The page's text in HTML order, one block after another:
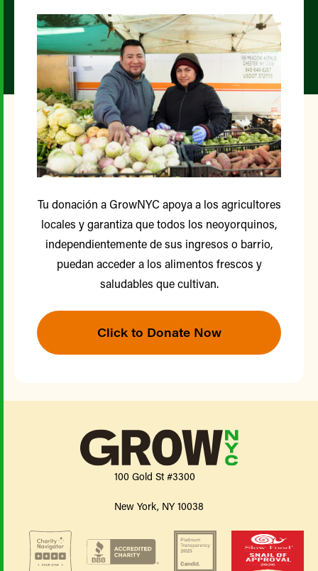
Tu donación a GrowNYC apoya a los agricultores
locales y garantiza que todos los neoyorquinos,
independientemente de sus ingresos o barrio,
puedan acceder a los alimentos frescos y
saludables que cultivan.
Click to Donate Now
100 Gold St #3300
New York, NY 10038